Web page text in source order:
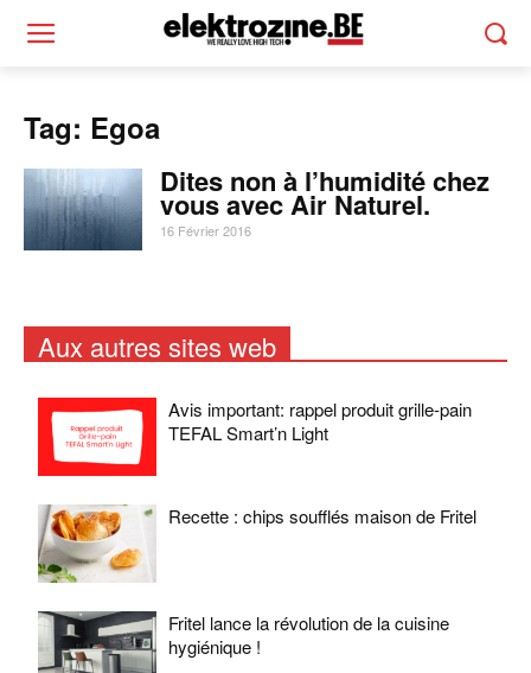
Tag: Egoa
Dites non à l’humidité chez
vous avec Air Naturel.
16 Février 2016
Aux autres sites web
Avis important: rappel produit grille-pain
TEFAL Smart’n Light
Recette : chips soufflés maison de Fritel
Fritel lance la révolution de la cuisine
hygiénique !